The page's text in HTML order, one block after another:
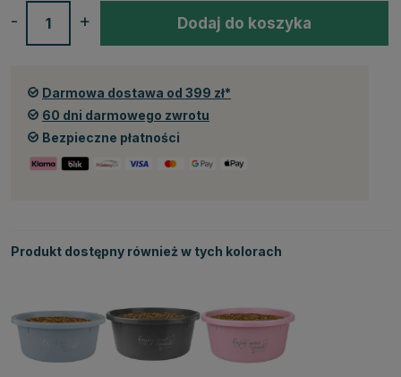
+
- Dodaj do koszyka
Darmowa dostawa od 399 zł*
60 dni darmowego zwrotu
Bezpieczne płatności
Produkt dostępny również w tych kolorach